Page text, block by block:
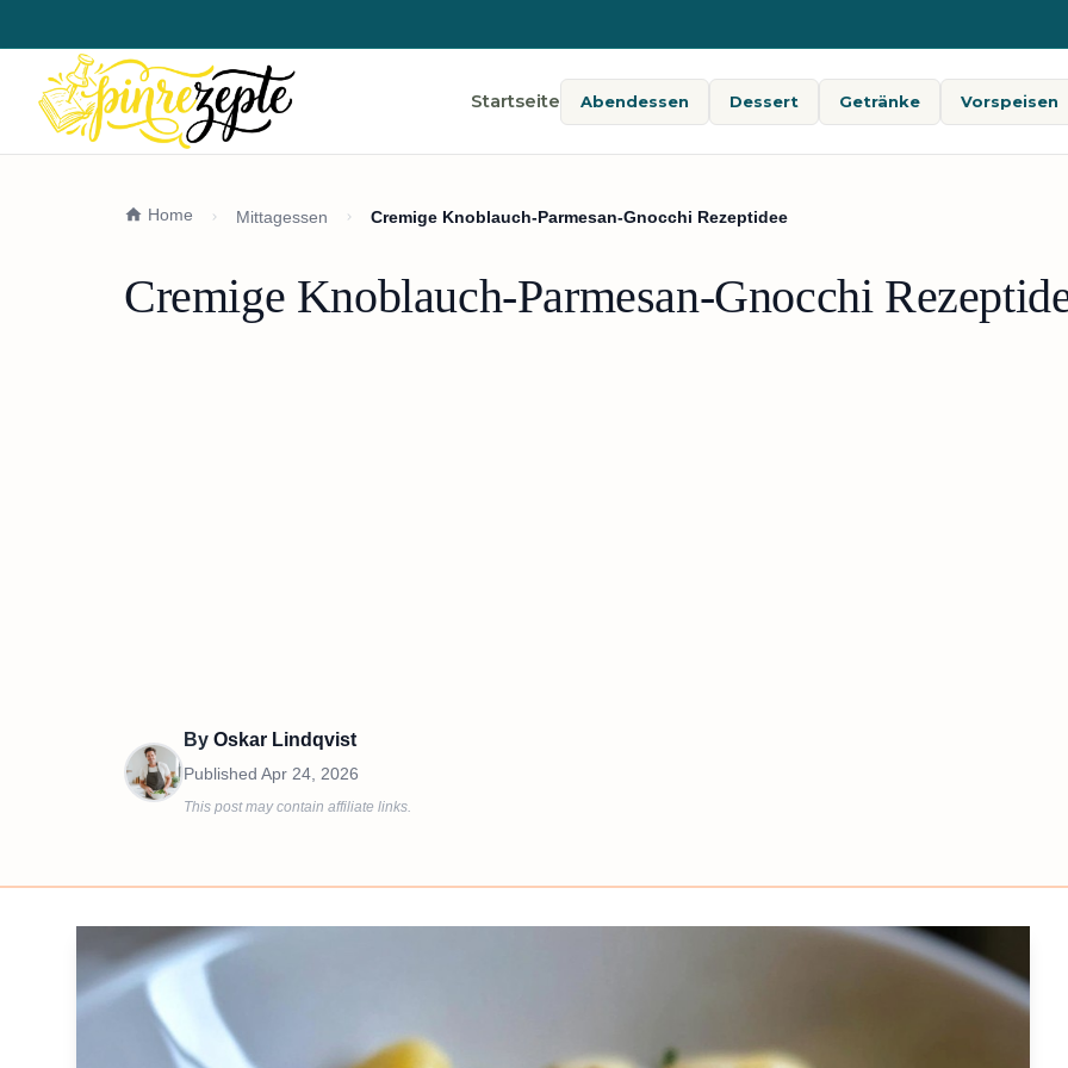
Startseite Abendessen Dessert Getränke Vorspeisen
Home Mittagessen Cremige Knoblauch-Parmesan-Gnocchi Rezeptidee
Cremige Knoblauch-Parmesan-Gnocchi
By Oskar Lindqvist
Published Apr 24, 2026
This post may contain affiliate links.